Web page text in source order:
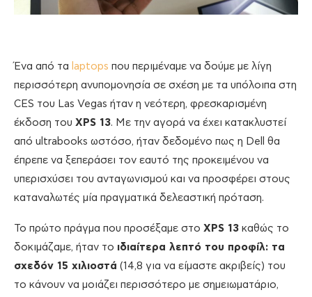
Ένα από τα laptops που περιμέναμε να δούμε με λίγη
περισσότερη ανυπομονησία σε σχέση με τα υπόλοιπα στη
CES του Las Vegas ήταν η νεότερη, φρεσκαρισμένη
έκδοση του XPS 13. Με την αγορά να έχει κατακλυστεί
από ultrabooks ωστόσο, ήταν δεδομένο πως η Dell θα
έπρεπε να ξεπεράσει τον εαυτό της προκειμένου να
υπερισχύσει του ανταγωνισμού και να προσφέρει στους
καταναλωτές μία πραγματικά δελεαστική πρόταση.
Το πρώτο πράγμα που προσέξαμε στο XPS 13 καθώς το
δοκιμάζαμε, ήταν το ιδιαίτερα λεπτό του προφίλ: τα
σχεδόν 15 χιλιοστά (14,8 για να είμαστε ακριβείς) του
το κάνουν να μοιάζει περισσότερο με σημειωματάριο,